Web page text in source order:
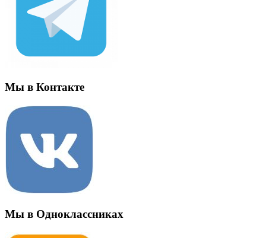
Мы в Контакте
Мы в Одноклассниках